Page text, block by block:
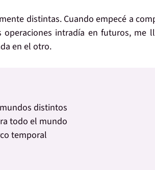
distintas. Cuando empecé a
intradía en futuros, me
en el otro.
distintos
todo el mundo
temporal